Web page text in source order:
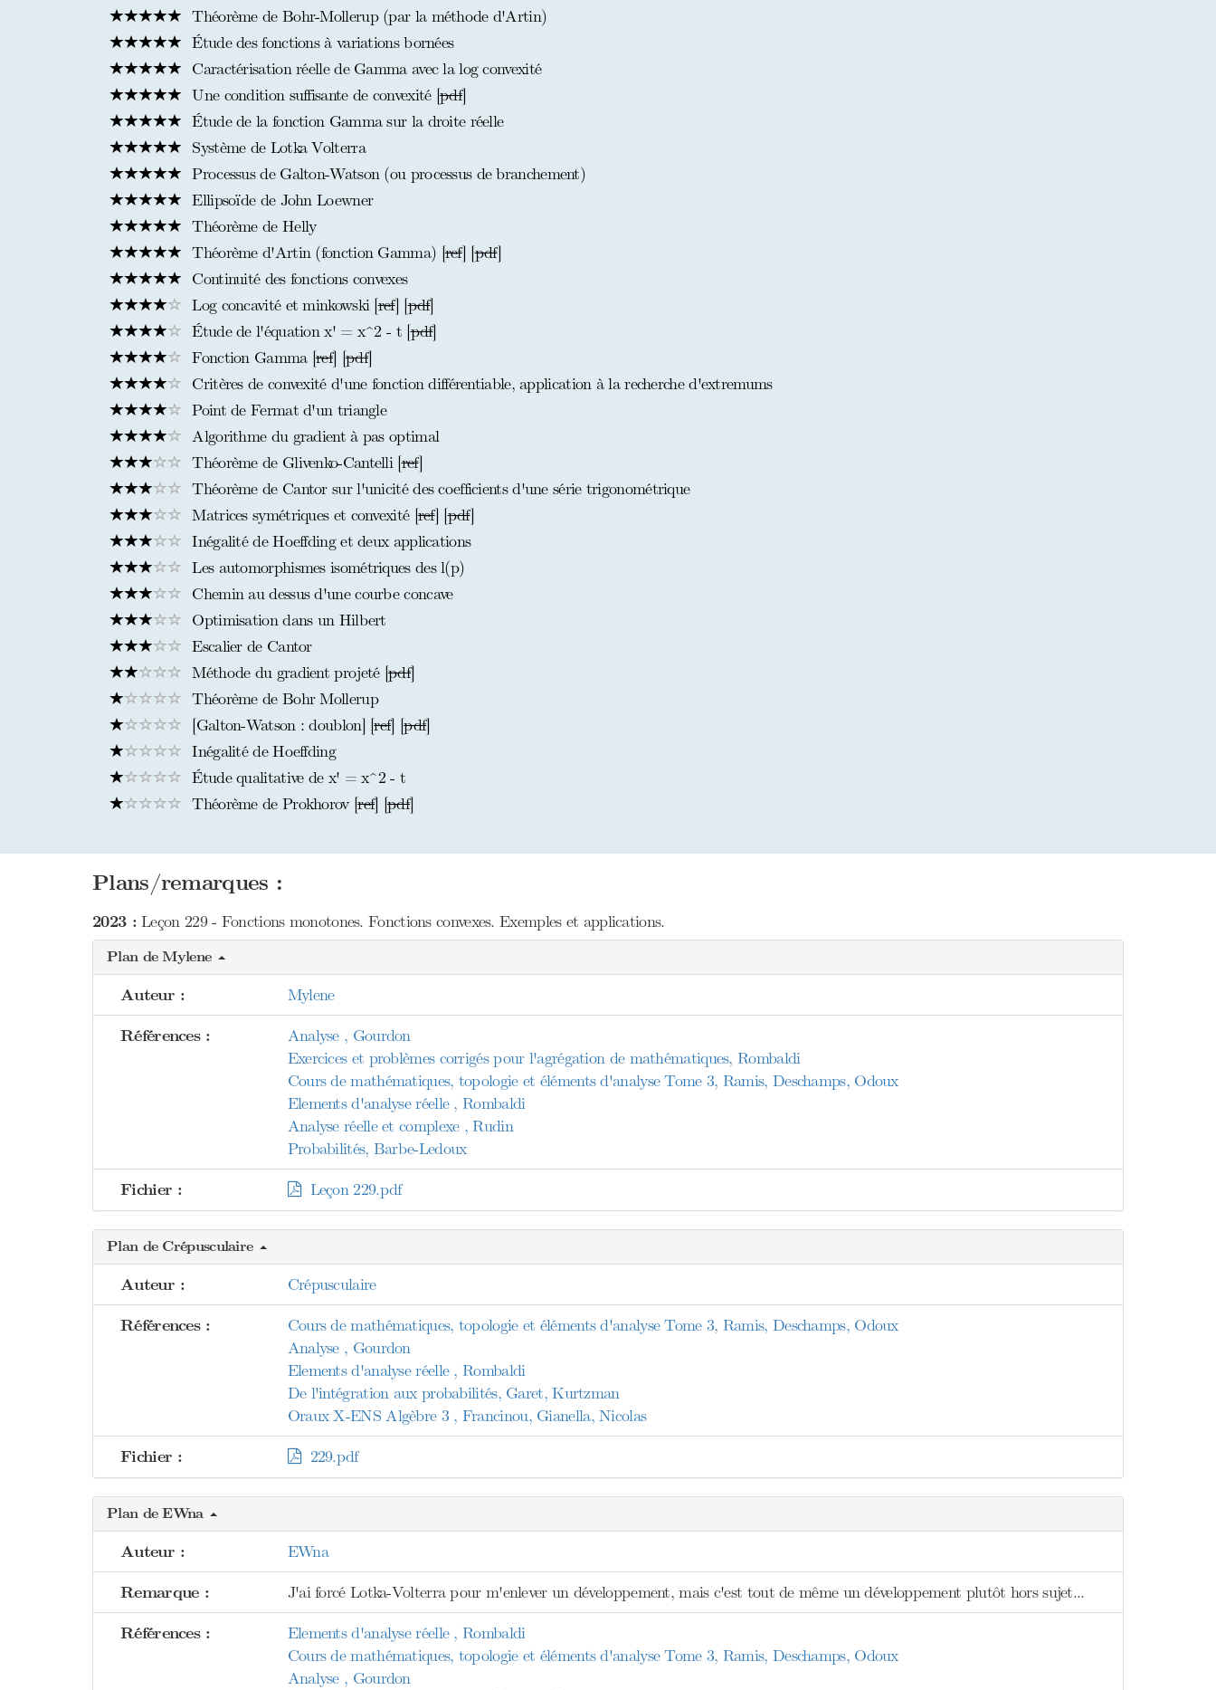
Théorème de Bohr-Mollerup (par la méthode d'Artin)
Étude des fonctions à variations bornées
Caractérisation réelle de Gamma avec la log convexité
Une condition suffisante de convexité [pdf]
Étude de la fonction Gamma sur la droite réelle
Système de Lotka Volterra
Processus de Galton-Watson (ou processus de branchement)
Ellipsoïde de John Loewner
Théorème de Helly
Théorème d'Artin (fonction Gamma) [ref] [pdf]
Continuité des fonctions convexes
Log concavité et minkowski [ref] [pdf]
Étude de l'équation x' = x^2 - t [pdf]
Fonction Gamma [ref] [pdf]
Critères de convexité d'une fonction différentiable, application à la recherche d'extremums
Point de Fermat d'un triangle
Algorithme du gradient à pas optimal
Théorème de Glivenko-Cantelli [ref]
Théorème de Cantor sur l'unicité des coefficients d'une série trigonométrique
Matrices symétriques et convexité [ref] [pdf]
Inégalité de Hoeffding et deux applications
Les automorphismes isométriques des l(p)
Chemin au dessus d'une courbe concave
Optimisation dans un Hilbert
Escalier de Cantor
Méthode du gradient projeté [pdf]
Théorème de Bohr Mollerup
[Galton-Watson : doublon] [ref] [pdf]
Inégalité de Hoeffding
Étude qualitative de x' = x^2 - t
Théorème de Prokhorov [ref] [pdf]
Plans/remarques :
2023 :Leçon 229 - Fonctions monotones. Fonctions convexes. Exemples et applications.
Plan de Mylene
Auteur : Mylene
Références :
Analyse , Gourdon
Exercices et problèmes corrigés pour l'agrégation de mathématiques, Rombaldi
Cours de mathématiques, topologie et éléments d'analyse Tome 3, Ramis, Deschamps, Odoux
Elements d'analyse réelle , Rombaldi
Analyse réelle et complexe , Rudin
Probabilités, Barbe-Ledoux
Fichier : Leçon 229.pdf
Plan de Crépusculaire
Auteur : Crépusculaire
Références :
Cours de mathématiques, topologie et éléments d'analyse Tome 3, Ramis, Deschamps, Odoux
Analyse , Gourdon
Elements d'analyse réelle , Rombaldi
De l'intégration aux probabilités, Garet, Kurtzman
Oraux X-ENS Algèbre 3 , Francinou, Gianella, Nicolas
Fichier : 229.pdf
Plan de EWna
Auteur : EWna
Remarque : J'ai forcé Lotka-Volterra pour m'enlever un développement, mais c'est tout de même un développement plutôt hors sujet...
Références :
Elements d'analyse réelle , Rombaldi
Cours de mathématiques, topologie et éléments d'analyse Tome 3, Ramis, Deschamps, Odoux
Analyse , Gourdon